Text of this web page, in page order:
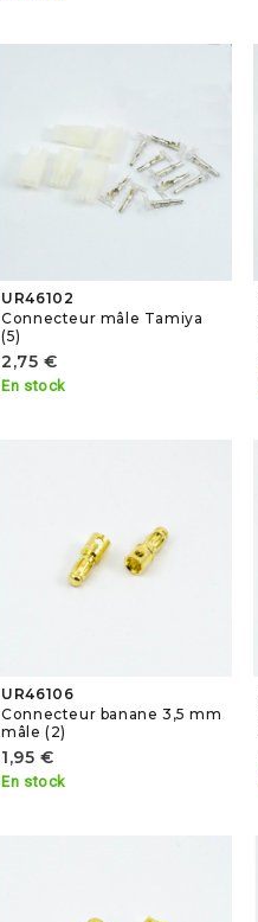
UR46102
Connecteur mâle Tamiya
(5)
2,75 €
En stock
UR46106
Connecteur banane 3,5 mm
mâle (2)
1,95 €
En stock